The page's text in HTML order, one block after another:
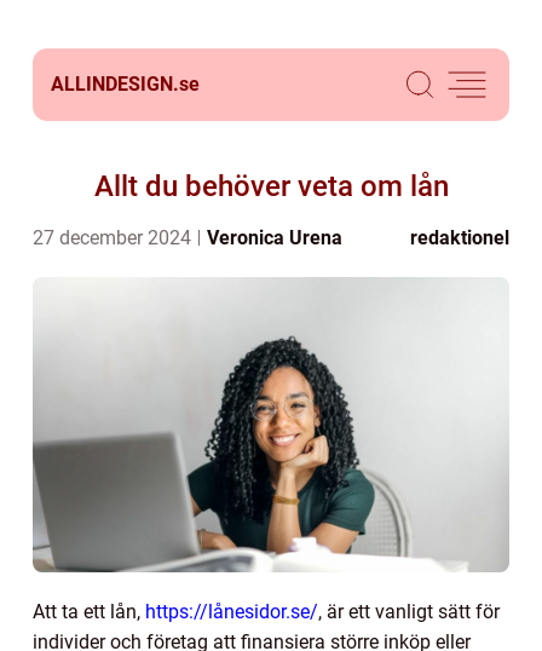
ALLINDESIGN.se
Allt du behöver veta om lån
27 december 2024 Veronica Urena redaktionel
Att ta ett lån, https://lånesidor.se/, är ett vanligt sätt för
individer och företag att finansiera större inköp eller